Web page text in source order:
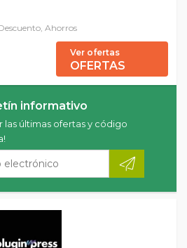
Ahorros
Ver ofertas
OFERTAS
informativo
las últimas ofertas y código